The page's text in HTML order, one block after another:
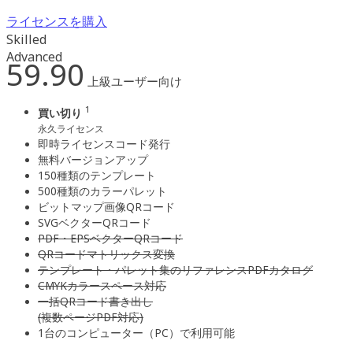
ライセンスを購入
Skilled
Advanced
59.90 上級ユーザー向け
買い切り 1
永久ライセンス
即時ライセンスコード発行
無料バージョンアップ
150種類のテンプレート
500種類のカラーパレット
ビットマップ画像QRコード
SVGベクターQRコード
PDF・EPSベクターQRコード
QRコードマトリックス変換
テンプレート・パレット集のリファレンスPDFカタログ
CMYKカラースペース対応
一括QRコード書き出し
(複数ページPDF対応)
1台のコンピューター（PC）で利用可能